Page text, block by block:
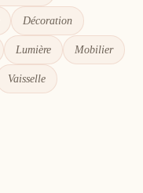
Décoration
Lumière Mobilier
Vaisselle